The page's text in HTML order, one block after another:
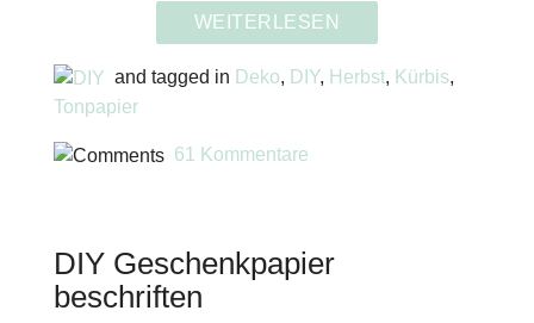
WEITERLESEN
and tagged in Deko, DIY, Herbst, Kürbis,
Tonpapier
61 Kommentare
DIY Geschenkpapier
beschriften